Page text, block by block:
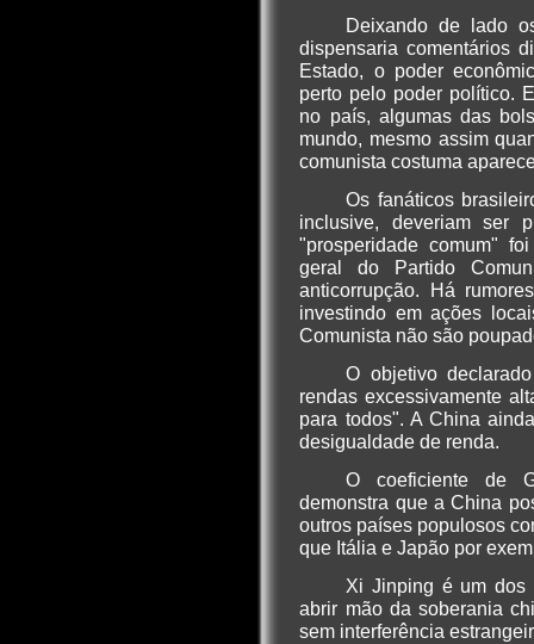
Deixando de lado
dispensaria comentários
Estado, o poder
perto pelo poder político.
no país, algumas das
mundo, mesmo assim
comunista costuma
Os fanáticos
inclusive, deveriam ser
"prosperidade comum"
geral do Partido
anticorrupção. Há
investindo em ações
Comunista não são
O objetivo
rendas excessivamente
para todos". A China
desigualdade de renda.
O coeficiente de
demonstra que a China
outros países populosos
que Itália e Japão por
Xi Jinping é um dos
abrir mão da soberania
sem interferência